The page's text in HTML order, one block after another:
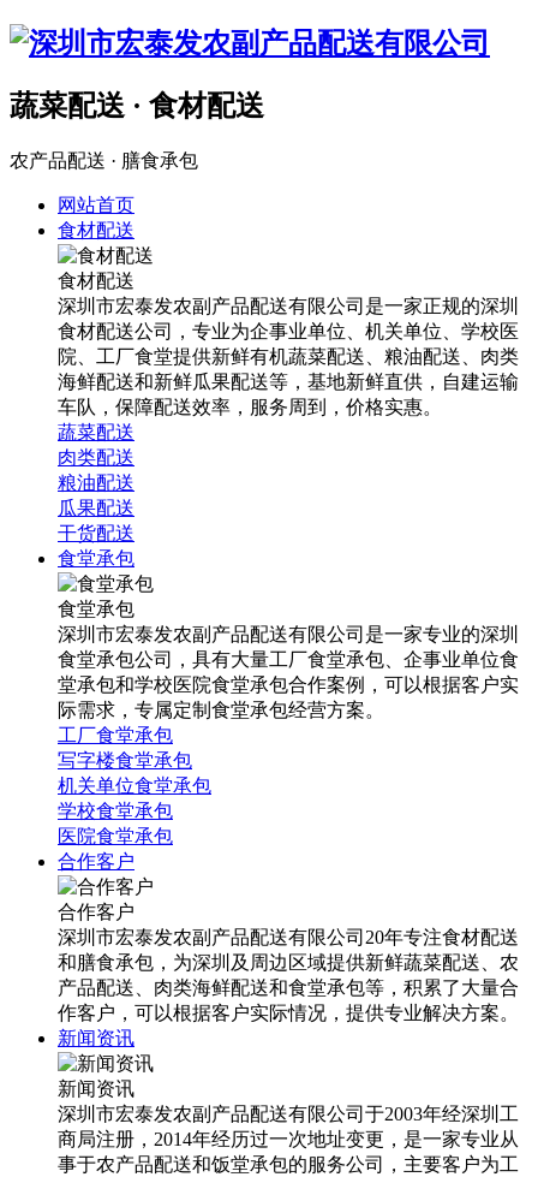
蔬菜配送 · 食材配送
农产品配送 · 膳食承包
网站首页
食材配送
食材配送
深圳市宏泰发农副产品配送有限公司是一家正规的深圳
食材配送公司，专业为企事业单位、机关单位、学校医
院、工厂食堂提供新鲜有机蔬菜配送、粮油配送、肉类
海鲜配送和新鲜瓜果配送等，基地新鲜直供，自建运输
车队，保障配送效率，服务周到，价格实惠。
蔬菜配送
肉类配送
粮油配送
瓜果配送
干货配送
食堂承包
食堂承包
深圳市宏泰发农副产品配送有限公司是一家专业的深圳
食堂承包公司，具有大量工厂食堂承包、企事业单位食
堂承包和学校医院食堂承包合作案例，可以根据客户实
际需求，专属定制食堂承包经营方案。
工厂食堂承包
写字楼食堂承包
机关单位食堂承包
学校食堂承包
医院食堂承包
合作客户
合作客户
深圳市宏泰发农副产品配送有限公司20年专注食材配送
和膳食承包，为深圳及周边区域提供新鲜蔬菜配送、农
产品配送、肉类海鲜配送和食堂承包等，积累了大量合
作客户，可以根据客户实际情况，提供专业解决方案。
新闻资讯
新闻资讯
深圳市宏泰发农副产品配送有限公司于2003年经深圳工
商局注册，2014年经历过一次地址变更，是一家专业从
事于农产品配送和饭堂承包的服务公司，主要客户为工